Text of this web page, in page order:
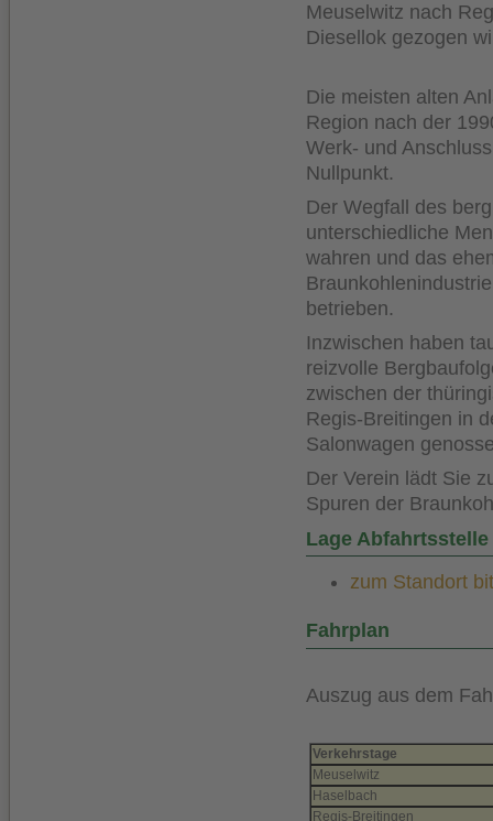
Meuselwitz nach
Diesellok gezogen
Die meisten alten
Region nach der
Werk- und
Nullpunkt.
Der Wegfall des
unterschiedliche
wahren und das
betrieben.
Inzwischen haben
reizvolle
zwischen der
Regis-Breitingen in
Salonwagen
Der Verein lädt Sie
Spuren der
Lage
zum Standort
Fahrplan
Auszug aus dem
Verkehrstage
Meuselwitz
Haselbach
Regis-Breitingen